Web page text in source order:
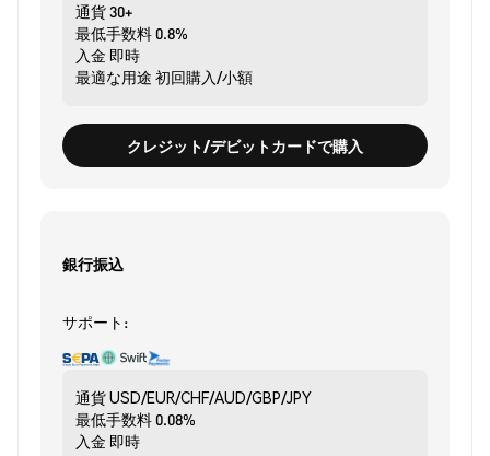
通貨30+
最低手数料0.8%
入金 即時
最適な用途 初回購入/小額
クレジット/デビットカードで購入
銀行振込
サポート:
通貨USD/EUR/CHF/AUD/GBP/JPY
最低手数料0.08%
入金 即時